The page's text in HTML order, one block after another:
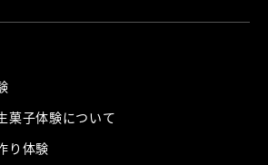
菓子体験について
り体験